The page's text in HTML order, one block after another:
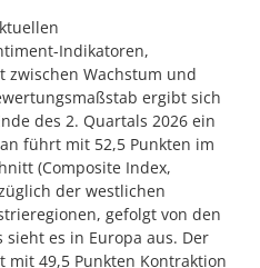
Indikatoren,
zwischen Wachstum und
ergibt sich
des 2. Quartals 2026 ein
führt mit 52,5 Punkten im
(Composite Index,
der westlichen
gefolgt von den
sieht es in Europa aus. Der
mit 49,5 Punkten Kontraktion